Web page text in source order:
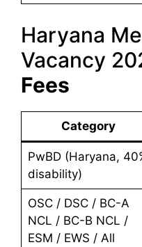
Haryana
Vacancy
Fees
Category
PwBD (Haryana,
disability)
OSC / DSC / BC-A
NCL / BC-B NCL /
ESM / EWS / All